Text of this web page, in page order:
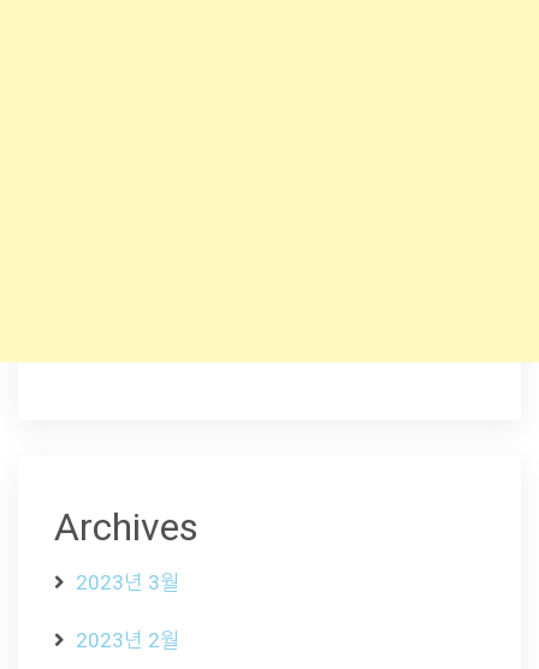
Archives
2023년 3월
2023년 2월